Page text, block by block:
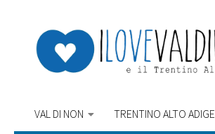
VAL DI NON TRENTINO ALTO ADIGE